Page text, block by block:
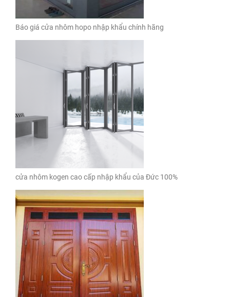
Báo giá cửa nhôm hopo nhập khẩu chính hãng
cửa nhôm kogen cao cấp nhập khẩu của Đức 100%